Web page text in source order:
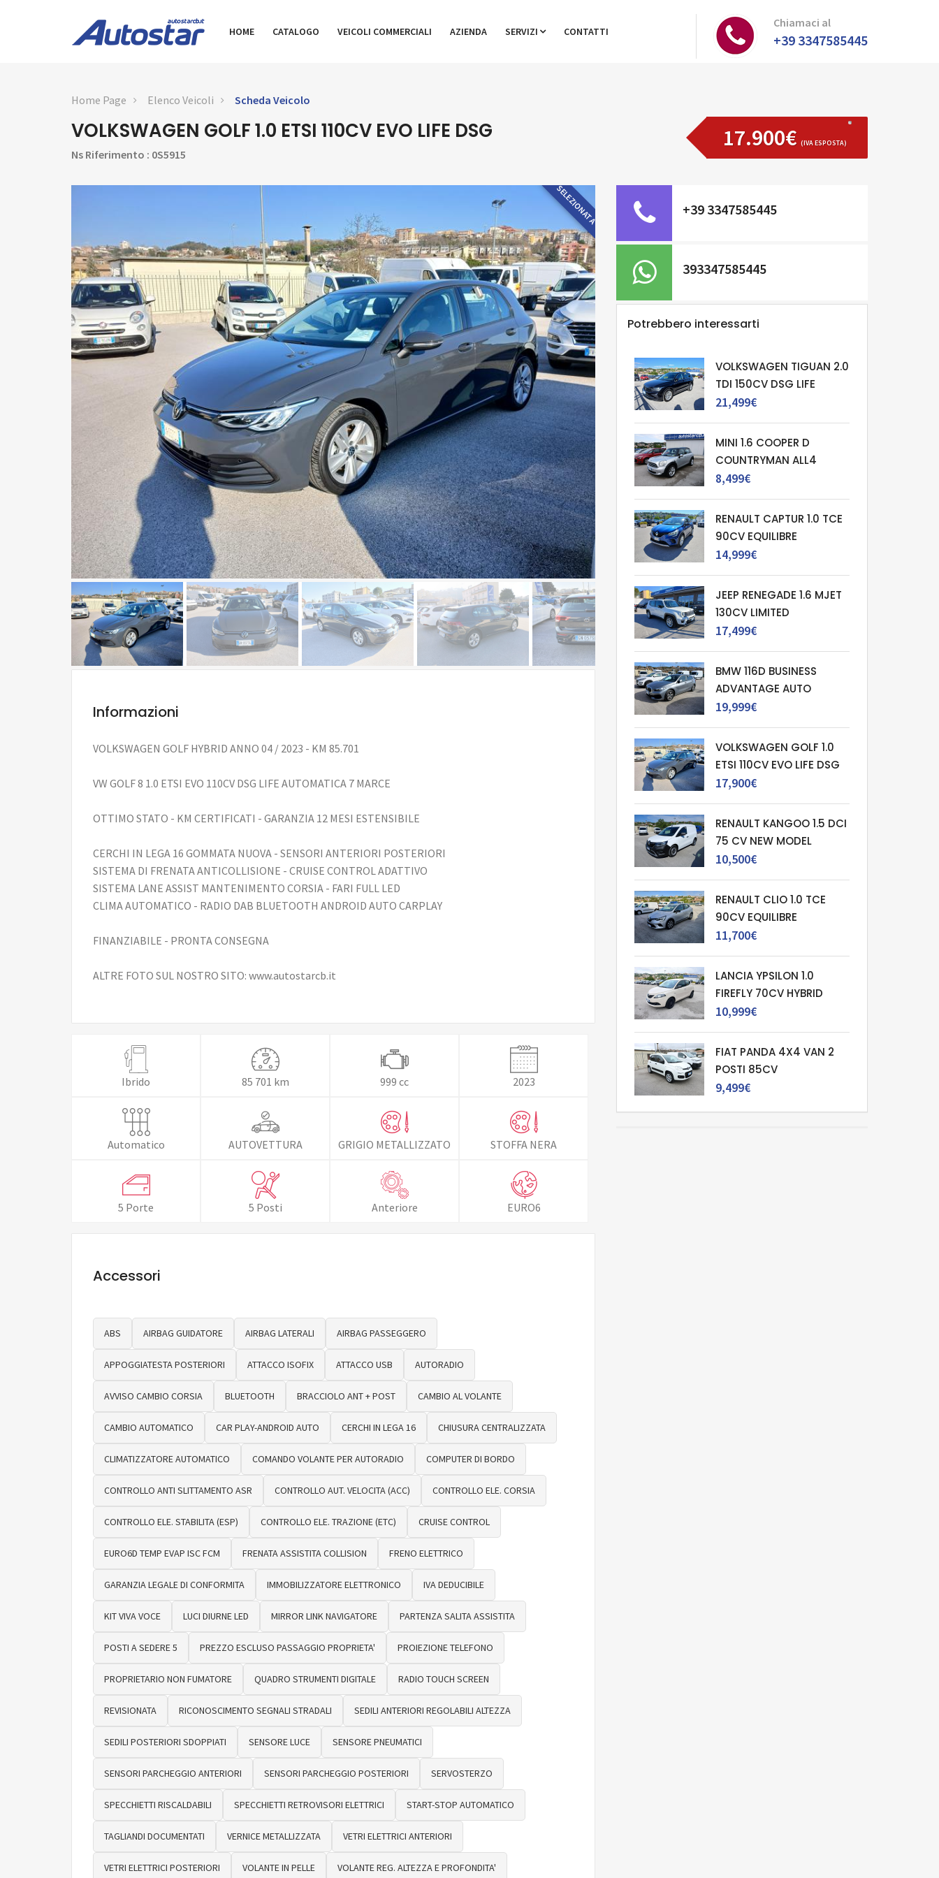
HOME CATALOGO VEICOLI COMMERCIALI AZIENDA SERVIZI CONTATTI
Chiamaci al
+39 3347585445
Home Page Elenco Veicoli Scheda Veicolo
VOLKSWAGEN GOLF 1.0 ETSI 110CV EVO LIFE DSG
Ns Riferimento : 0S5915
17.900€ (IVA ESPOSTA)
SELEZIONATA
Informazioni
VOLKSWAGEN GOLF HYBRID ANNO 04 / 2023 - KM 85.701
VW GOLF 8 1.0 ETSI EVO 110CV DSG LIFE AUTOMATICA 7 MARCE
OTTIMO STATO - KM CERTIFICATI - GARANZIA 12 MESI ESTENSIBILE
CERCHI IN LEGA 16 GOMMATA NUOVA - SENSORI ANTERIORI POSTERIORI
SISTEMA DI FRENATA ANTICOLLISIONE - CRUISE CONTROL ADATTIVO
SISTEMA LANE ASSIST MANTENIMENTO CORSIA - FARI FULL LED
CLIMA AUTOMATICO - RADIO DAB BLUETOOTH ANDROID AUTO CARPLAY
FINANZIABILE - PRONTA CONSEGNA
ALTRE FOTO SUL NOSTRO SITO: www.autostarcb.it
Ibrido 85 701 km 999 cc 2023
Automatico AUTOVETTURA GRIGIO METALLIZZATO STOFFA NERA
5 Porte 5 Posti Anteriore EURO6
Accessori
ABS AIRBAG GUIDATORE AIRBAG LATERALI AIRBAG PASSEGGERO
APPOGGIATESTA POSTERIORI ATTACCO ISOFIX ATTACCO USB AUTORADIO
AVVISO CAMBIO CORSIA BLUETOOTH BRACCIOLO ANT + POST CAMBIO AL VOLANTE
CAMBIO AUTOMATICO CAR PLAY-ANDROID AUTO CERCHI IN LEGA 16 CHIUSURA CENTRALIZZATA
CLIMATIZZATORE AUTOMATICO COMANDO VOLANTE PER AUTORADIO COMPUTER DI BORDO
CONTROLLO ANTI SLITTAMENTO ASR CONTROLLO AUT. VELOCITA (ACC) CONTROLLO ELE. CORSIA
CONTROLLO ELE. STABILITA (ESP) CONTROLLO ELE. TRAZIONE (ETC) CRUISE CONTROL
EURO6D TEMP EVAP ISC FCM FRENATA ASSISTITA COLLISION FRENO ELETTRICO
GARANZIA LEGALE DI CONFORMITA IMMOBILIZZATORE ELETTRONICO IVA DEDUCIBILE
KIT VIVA VOCE LUCI DIURNE LED MIRROR LINK NAVIGATORE PARTENZA SALITA ASSISTITA
POSTI A SEDERE 5 PREZZO ESCLUSO PASSAGGIO PROPRIETA' PROIEZIONE TELEFONO
PROPRIETARIO NON FUMATORE QUADRO STRUMENTI DIGITALE RADIO TOUCH SCREEN
REVISIONATA RICONOSCIMENTO SEGNALI STRADALI SEDILI ANTERIORI REGOLABILI ALTEZZA
SEDILI POSTERIORI SDOPPIATI SENSORE LUCE SENSORE PNEUMATICI
SENSORI PARCHEGGIO ANTERIORI SENSORI PARCHEGGIO POSTERIORI SERVOSTERZO
SPECCHIETTI RISCALDABILI SPECCHIETTI RETROVISORI ELETTRICI START-STOP AUTOMATICO
TAGLIANDI DOCUMENTATI VERNICE METALLIZZATA VETRI ELETTRICI ANTERIORI
VETRI ELETTRICI POSTERIORI VOLANTE IN PELLE VOLANTE REG. ALTEZZA E PROFONDITA'
+39 3347585445
393347585445
Potrebbero interessarti
VOLKSWAGEN TIGUAN 2.0
TDI 150CV DSG LIFE
21,499€
MINI 1.6 COOPER D
COUNTRYMAN ALL4
8,499€
RENAULT CAPTUR 1.0 TCE
90CV EQUILIBRE
14,999€
JEEP RENEGADE 1.6 MJET
130CV LIMITED
17,499€
BMW 116D BUSINESS
ADVANTAGE AUTO
19,999€
VOLKSWAGEN GOLF 1.0
ETSI 110CV EVO LIFE DSG
17,900€
RENAULT KANGOO 1.5 DCI
75 CV NEW MODEL
10,500€
RENAULT CLIO 1.0 TCE
90CV EQUILIBRE
11,700€
LANCIA YPSILON 1.0
FIREFLY 70CV HYBRID
10,999€
FIAT PANDA 4X4 VAN 2
POSTI 85CV
9,499€